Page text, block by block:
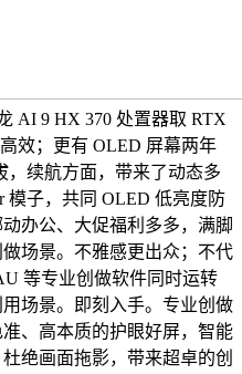
AI 9 HX 370 处置器取 RTX
效；更有 OLED 屏幕两年
续航方面，带来了动态多
模子，共同 OLED 低亮度防
办公、大促福利多多，满脚
场景。不雅感更出众；不代
等专业创做软件同时运转
场景。即刻入手。专业创做
、高本质的护眼好屏，智能
绝画面拖影，带来超卓的创